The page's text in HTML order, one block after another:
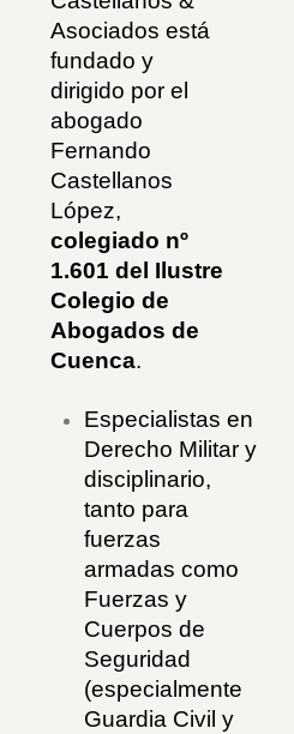
Asociados está
fundado y
dirigido por el
abogado
Fernando
Castellanos
López,
colegiado nº
1.601 del Ilustre
Colegio de
Abogados de
Cuenca.
Especialistas en
Derecho Militar y
disciplinario,
tanto para
fuerzas
armadas como
Fuerzas y
Cuerpos de
Seguridad
(especialmente
Guardia Civil y